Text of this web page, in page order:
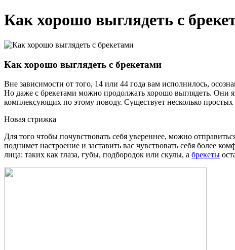
Как хорошо выглядеть с
Как хорошо выглядеть с брекетами
Вне зависимости от того, 14 или 44 года вам исполнилось,
Но даже с брекетами можно продолжать хорошо выглядеть. Они
комплексующих по этому поводу. Существует несколько
Новая стрижка
Для того чтобы почувствовать себя увереннее, можно
поднимет настроение и заставить вас чувствовать себя более
лица: таких как глаза, губы, подбородок или скулы, а брекеты